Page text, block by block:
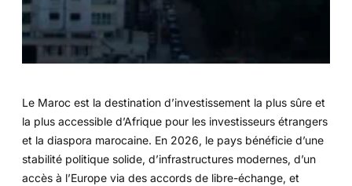
Le Maroc est la destination d’investissement la plus sûre et
la plus accessible d’Afrique pour les investisseurs étrangers
et la diaspora marocaine. En 2026, le pays bénéficie d’une
stabilité politique solide, d’infrastructures modernes, d’un
accès à l’Europe via des accords de libre-échange, et